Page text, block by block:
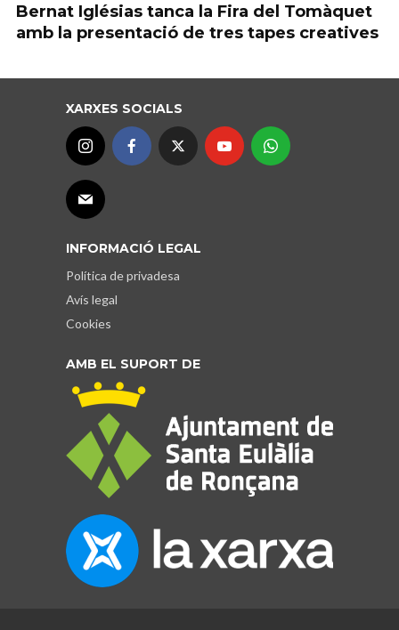
Bernat Iglésias tanca la Fira del Tomàquet
amb la presentació de tres tapes creatives
XARXES SOCIALS
INFORMACIÓ LEGAL
Política de privadesa
Avís legal
Cookies
AMB EL SUPORT DE